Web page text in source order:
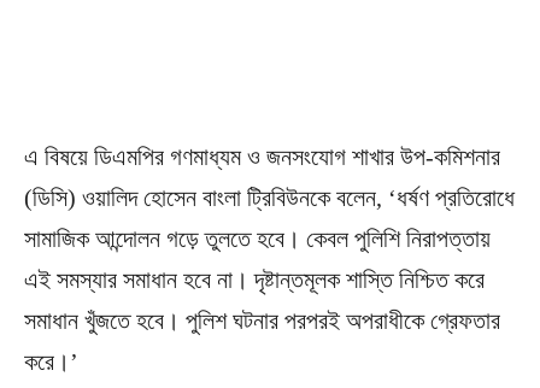
এ বিষয়ে ডিএমপির গণমাধ্যম ও জনসংযোগ শাখার উপ-কমিশনার
(ডিসি) ওয়ালিদ হোসেন বাংলা ট্রিবিউনকে বলেন, ‘ধর্ষণ প্রতিরোধে
সামাজিক আন্দোলন গড়ে তুলতে হবে। কেবল পুলিশি নিরাপত্তায়
এই সমস্যার সমাধান হবে না। দৃষ্টান্তমূলক শাস্তি নিশ্চিত করে
সমাধান খুঁজতে হবে। পুলিশ ঘটনার পরপরই অপরাধীকে গ্রেফতার
করে।’